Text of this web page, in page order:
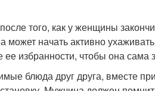
того, как у женщины
может начать активно
избранности, чтобы она сама
блюда друг друга, вместе